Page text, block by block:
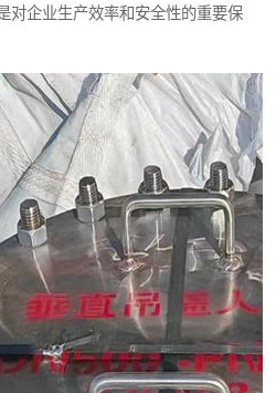
对企业生产效率和安全性的重要保